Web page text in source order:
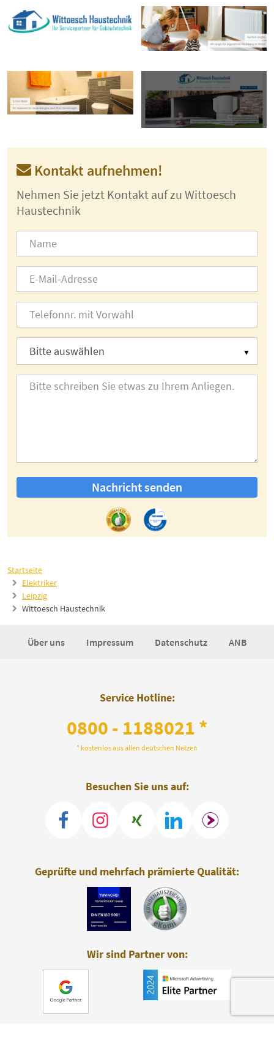
Startseite
Elektriker
Leipzig
Wittoesch Haustechnik
Kontakt aufnehmen!
Nehmen Sie jetzt Kontakt auf zu Wittoesch
Haustechnik
Nachricht senden
Über uns Impressum Datenschutz ANB
Service Hotline:
0800 - 1188021 *
* kostenlos aus allen deutschen Netzen
Besuchen Sie uns auf:
Geprüfte und mehrfach prämierte Qualität:
Wir sind Partner von: